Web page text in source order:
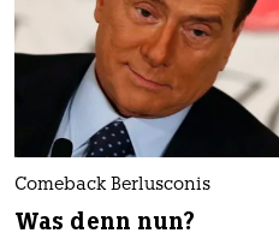
Comeback Berlusconis
Was denn nun?